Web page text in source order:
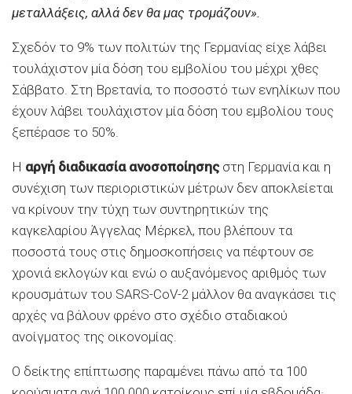
μεταλλάξεις, αλλά δεν θα μας τρομάζουν».
Σχεδόν το 9% των πολιτών της Γερμανίας είχε λάβει
τουλάχιστον μία δόση του εμβολίου του μέχρι χθες
Σάββατο. Στη Βρετανία, το ποσοστό των ενηλίκων που
έχουν λάβει τουλάχιστον μία δόση του εμβολίου τους
ξεπέρασε το 50%.
Η αργή διαδικασία ανοσοποίησηςστη Γερμανία και η
συνέχιση των περιοριστικών μέτρων δεν αποκλείεται
να κρίνουν την τύχη των συντηρητικών της
καγκελαρίου Άγγελας Μέρκελ, που βλέπουν τα
ποσοστά τους στις δημοσκοπήσεις να πέφτουν σε
χρονιά εκλογών και ενώ ο αυξανόμενος αριθμός των
κρουσμάτων του SARS-CoV-2 μάλλον θα αναγκάσει τις
αρχές να βάλουν φρένο στο σχέδιο σταδιακού
ανοίγματος της οικονομίας.
Ο δείκτης επίπτωσης παραμένει πάνω από τα 100